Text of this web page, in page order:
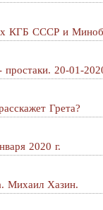
КГБ СССР и
20-01-
Грета?
2020 г.
Михаил Хазин.